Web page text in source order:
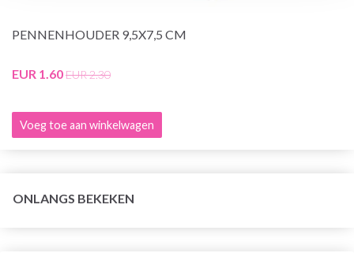
PENNENHOUDER 9,5X7,5 CM
EUR 1.60EUR 2.30
Voeg toe aan winkelwagen
ONLANGS BEKEKEN